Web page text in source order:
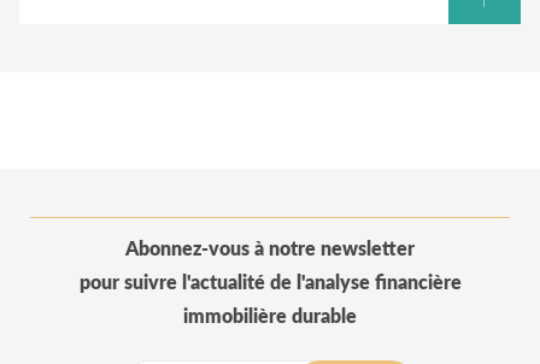
Abonnez-vous à notre newsletter
pour suivre l'actualité de l'analyse financière
immobilière durable